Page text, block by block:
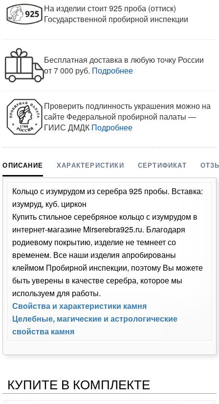
На изделии стоит 925 проба (оттиск)
Государственной пробирной инспекции
Бесплатная доставка в любую точку России
от 7 000 руб. Подробнее
Проверить подлинность украшения можно на
сайте Федеральной пробирной палаты —
ГИИС ДМДК Подробнее
ОПИСАНИЕ ХАРАКТЕРИСТИКИ СЕРТИФИКАТ
Кольцо с изумрудом из серебра 925 пробы. Вставка:
изумруд, куб. циркон
Купить стильное серебряное кольцо с изумрудом в
интернет-магазине Mirserebra925.ru. Благодаря
родиевому покрытию, изделие не темнеет со
временем. Все наши изделия апробированы
клеймом Пробирной инспекции, поэтому Вы можете
быть уверены в качестве серебра, которое мы
используем для работы.
Свойства и характеристики камня
Целебные, магические и астрологические
свойства камня
КУПИТЕ В КОМПЛЕКТЕ